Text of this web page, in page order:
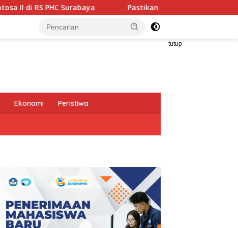
Pastikan Pekayanan Maksimal, Direksi Jasa Raharja
tutup
Ekonomi Peristiwa